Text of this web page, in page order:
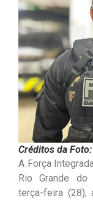
Créditos da
A Força
Rio Grande do
terça-feira (28),